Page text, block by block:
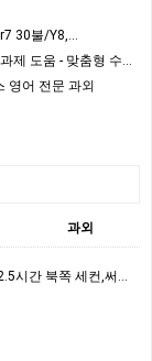
30불/Y8,…
제 도움 - 맞춤형 수…
영어 전문 과외
과외